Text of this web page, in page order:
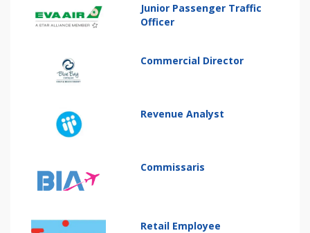
Junior Passenger Traffic
Officer
Commercial Director
Revenue Analyst
Commissaris
Retail Employee